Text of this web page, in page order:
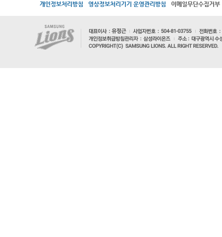
개인정보처리방침 영상정보처리기기 운영관리방침 이메일무단수집거부